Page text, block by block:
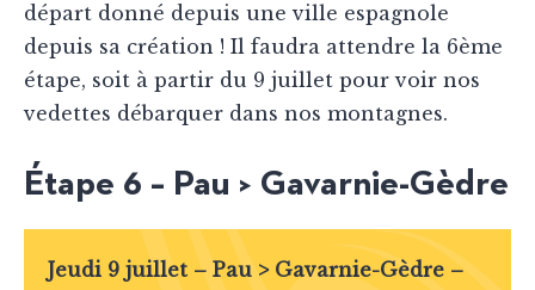
départ donné depuis une ville espagnole
depuis sa création ! Il faudra attendre la 6ème
étape, soit à partir du 9 juillet pour voir nos
vedettes débarquer dans nos montagnes.
Étape 6 – Pau > Gavarnie-Gèdre
Jeudi 9 juillet – Pau > Gavarnie-Gèdre –